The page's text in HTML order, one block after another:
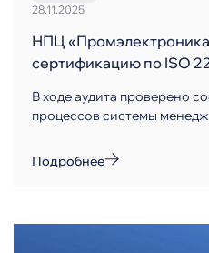
28.11.2025
НПЦ
сертификацию по ISO
В ходе аудита проверено
процессов системы
Подробнее